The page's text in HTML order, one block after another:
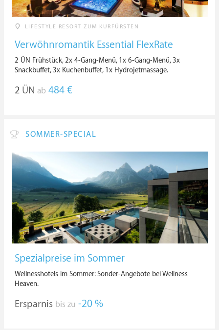
LIFESTYLE RESORT ZUM KURFÜRSTEN
Verwöhnromantik Essential FlexRate
2 ÜN Frühstück, 2x 4-Gang-Menü, 1x 6-Gang-Menü, 3x
Snackbuffet, 3x Kuchenbuffet, 1x Hydrojetmassage.
2 ÜN ab 484 €
SOMMER-SPECIAL
Spezialpreise im Sommer
Wellnesshotels im Sommer: Sonder-Angebote bei Wellness
Heaven.
Ersparnis bis zu -20 %